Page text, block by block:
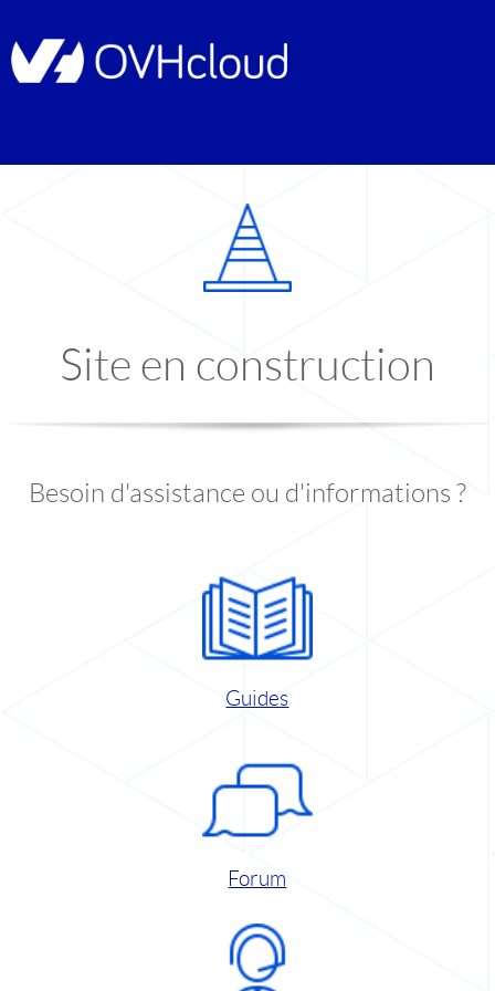
Site en construction
Besoin d'assistance ou d'informations ?
Guides
Forum